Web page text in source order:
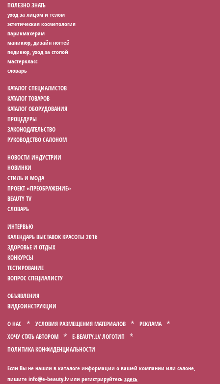
ПОЛЕЗНО ЗНАТЬ
уход за лицом и телом
эстетическая косметология
парикмахерам
маникюр, дизайн ногтей
педикюр, уход за стопой
мастеркласс
словарь
КАТАЛОГ СПЕЦИАЛИСТОВ
КАТАЛОГ ТОВАРОВ
КАТАЛОГ ОБОРУДОВАНИЯ
ПРОЦЕДУРЫ
ЗАКОНОДАТЕЛЬСТВО
РУКОВОДСТВО САЛОНОМ
НОВОСТИ ИНДУСТРИИ
НОВИНКИ
СТИЛЬ И МОДА
ПРОЕКТ «ПРЕОБРАЖЕНИЕ»
BEAUTY TV
СЛОВАРЬ
ИНТЕРВЬЮ
КАЛЕНДАРЬ ВЫСТАВОК КРАСОТЫ 2016
ЗДОРОВЬЕ И ОТДЫХ
КОНКУРСЫ
ТЕСТИРОВАНИЕ
ВОПРОС СПЕЦИАЛИСТУ
ОБЪЯВЛЕНИЯ
ВИДЕОИНСТРУКЦИИ
О НАС УСЛОВИЯ РАЗМЕЩЕНИЯ МАТЕРИАЛОВ
РЕКЛАМА
ХОЧУ СТАТЬ АВТОРОМ
E-BEAUTY.LV ЛОГОТИП
ПОЛИТИКА КОНФИДЕНЦИАЛЬНОСТИ
Если Вы не нашли в каталоге информации о вашей компании или салоне,
пишите
или регистрируйтесьздесь